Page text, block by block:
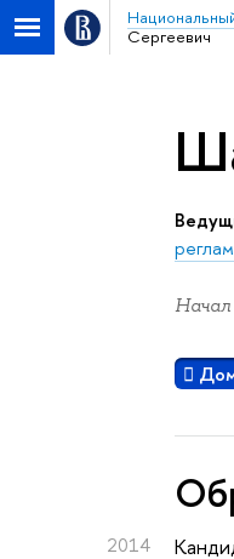
Сергеевич
2014